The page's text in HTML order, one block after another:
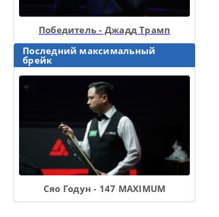
Победитель - Джадд Трамп
Последний максимальный
брейк
Сяо Годун - 147 MAXIMUM